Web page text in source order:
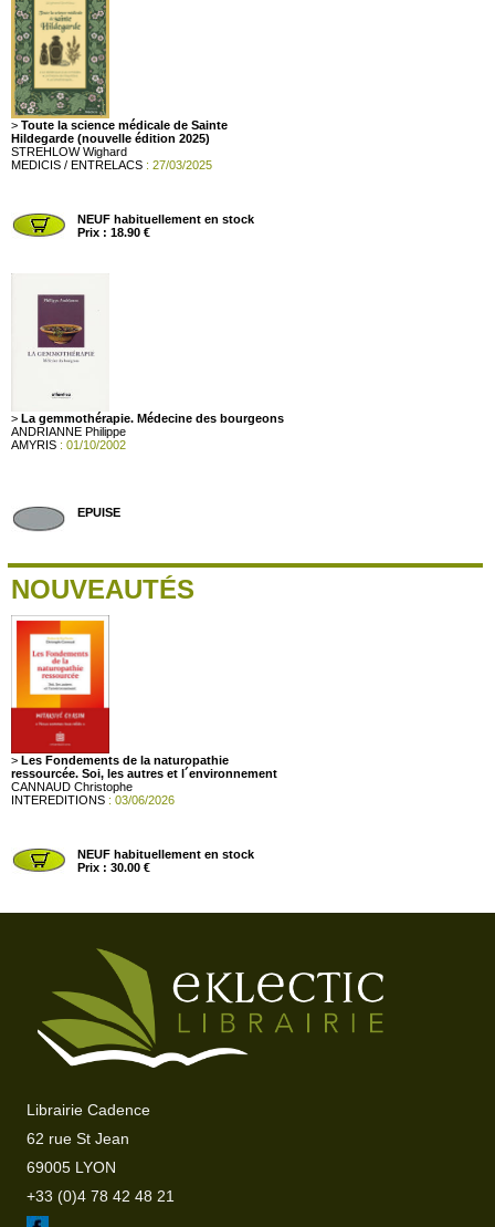
> Toute la science médicale de Sainte
Hildegarde (nouvelle édition 2025)
STREHLOW Wighard
MEDICIS / ENTRELACS : 27/03/2025
NEUF habituellement en stock
Prix : 18.90 €
> La gemmothérapie. Médecine des bourgeons
ANDRIANNE Philippe
AMYRIS : 01/10/2002
EPUISE
NOUVEAUTÉS
> Les Fondements de la naturopathie
ressourcée. Soi, les autres et l´environnement
CANNAUD Christophe
INTEREDITIONS : 03/06/2026
NEUF habituellement en stock
Prix : 30.00 €
111 maladies du XXI° siècle. 111 prescriptions
naturelles (4e édition révisée et augmentée de
TESTEZ (Marco Pietteur): 10/06/2026
NEUF habituellement en stock
Prix : 39.50 €
Librairie Cadence
62 rue St Jean
69005 LYON
+33 (0)4 78 42 48 21